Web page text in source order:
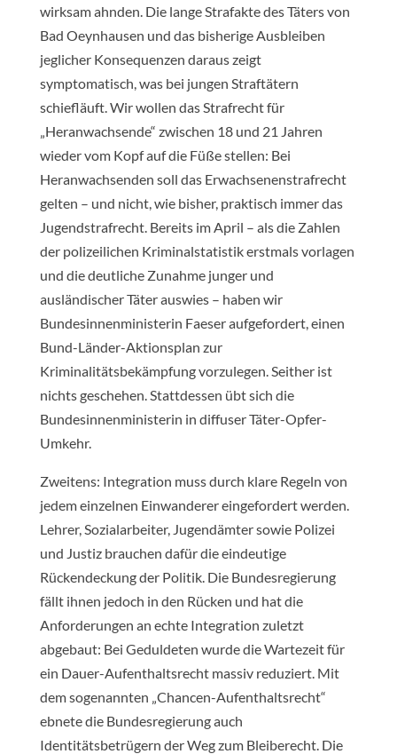
wirksam ahnden. Die lange Strafakte des Täters von
Bad Oeynhausen und das bisherige Ausbleiben
jeglicher Konsequenzen daraus zeigt
symptomatisch, was bei jungen Straftätern
schiefläuft. Wir wollen das Strafrecht für
„Heranwachsende“ zwischen 18 und 21 Jahren
wieder vom Kopf auf die Füße stellen: Bei
Heranwachsenden soll das Erwachsenenstrafrecht
gelten – und nicht, wie bisher, praktisch immer das
Jugendstrafrecht. Bereits im April – als die Zahlen
der polizeilichen Kriminalstatistik erstmals vorlagen
und die deutliche Zunahme junger und
ausländischer Täter auswies – haben wir
Bundesinnenministerin Faeser aufgefordert, einen
Bund-Länder-Aktionsplan zur
Kriminalitätsbekämpfung vorzulegen. Seither ist
nichts geschehen. Stattdessen übt sich die
Bundesinnenministerin in diffuser Täter-Opfer-
Umkehr.
Zweitens: Integration muss durch klare Regeln von
jedem einzelnen Einwanderer eingefordert werden.
Lehrer, Sozialarbeiter, Jugendämter sowie Polizei
und Justiz brauchen dafür die eindeutige
Rückendeckung der Politik. Die Bundesregierung
fällt ihnen jedoch in den Rücken und hat die
Anforderungen an echte Integration zuletzt
abgebaut: Bei Geduldeten wurde die Wartezeit für
ein Dauer-Aufenthaltsrecht massiv reduziert. Mit
dem sogenannten „Chancen-Aufenthaltsrecht“
ebnete die Bundesregierung auch
Identitätsbetrügern der Weg zum Bleiberecht. Die